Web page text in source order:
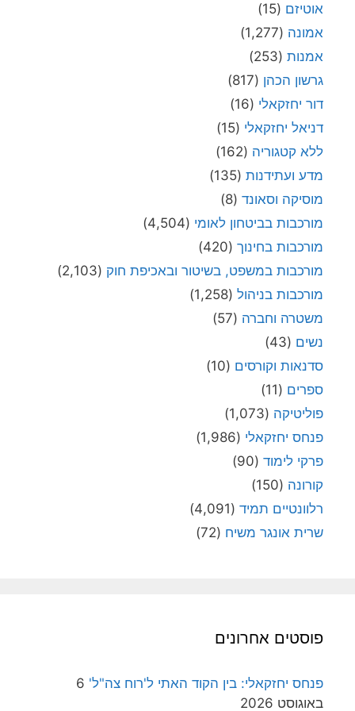
אוטיזם (15)
אמונה (1,277)
אמנות (253)
גרשון הכהן (817)
דור יחזקאלי (16)
דניאל יחזקאלי (15)
ללא קטגוריה (162)
מדע ועתידנות (135)
מוסיקה וסאונד (8)
מורכבות בביטחון לאומי (4,504)
מורכבות בחינוך (420)
מורכבות במשפט, בשיטור ובאכיפת חוק (2,103)
מורכבות בניהול (1,258)
משטרה וחברה (57)
נשים (43)
סדנאות וקורסים (10)
ספרים (11)
פוליטיקה (1,073)
פנחס יחזקאלי (1,986)
פרקי לימוד (90)
קורונה (150)
רלוונטיים תמיד (4,091)
שרית אונגר משיח (72)
פוסטים אחרונים
פנחס יחזקאלי: בין הקוד האתי ל'רוח צה"ל' 6
באוגוסט 2026